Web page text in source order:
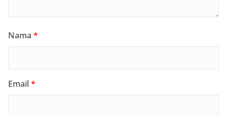
Nama *
Email*